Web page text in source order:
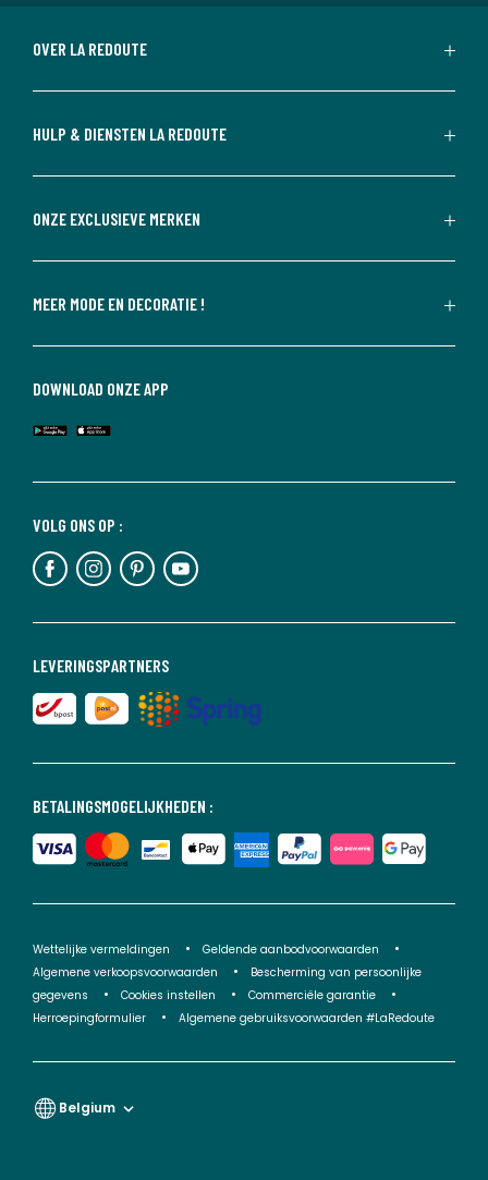
OVER LA REDOUTE
HULP & DIENSTEN LA REDOUTE
ONZE EXCLUSIEVE MERKEN
MEER MODE EN DECORATIE !
BETALINGSMOGELIJKHEDEN :
LEVERINGSPARTNERS
VOLG ONS OP :
DOWNLOAD ONZE APP
Wettelijke vermeldingen
Geldende aanbodvoorwaarden
Algemene verkoopsvoorwaarden
Bescherming van persoonlijke
gegevens
Cookies instellen
Commerciële garantie
Herroepingformulier
Algemene gebruiksvoorwaarden #LaRedoute
Belgium